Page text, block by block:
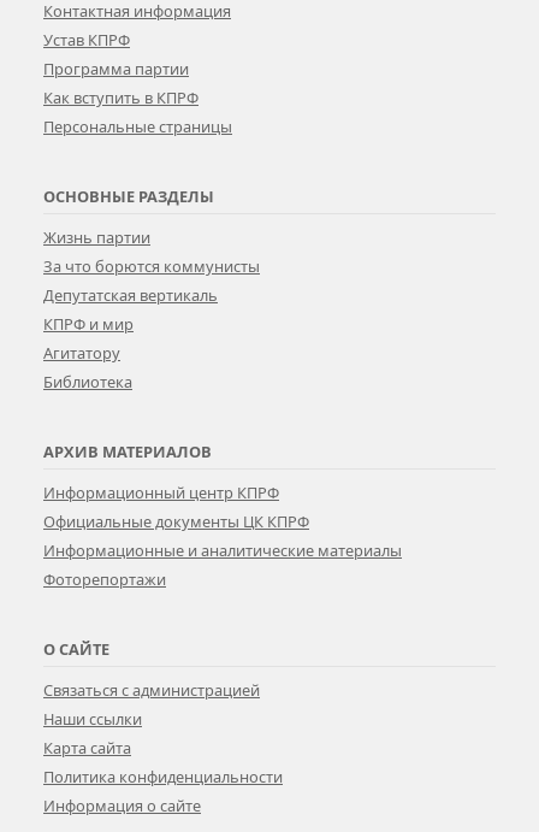
Контактная информация
Устав КПРФ
Программа партии
Как вступить в КПРФ
Персональные страницы
ОСНОВНЫЕ РАЗДЕЛЫ
Жизнь партии
За что борются коммунисты
Депутатская вертикаль
КПРФ и мир
Агитатору
Библиотека
АРХИВ МАТЕРИАЛОВ
Информационный центр КПРФ
Официальные документы ЦК КПРФ
Информационные и аналитические материалы
Фоторепортажи
О САЙТЕ
Связаться с администрацией
Наши ссылки
Карта сайта
Политика конфиденциальности
Информация о сайте